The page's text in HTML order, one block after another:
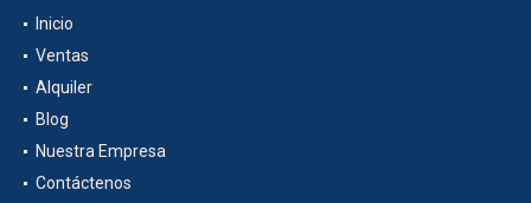
Inicio
Ventas
Alquiler
Blog
Nuestra Empresa
Contáctenos